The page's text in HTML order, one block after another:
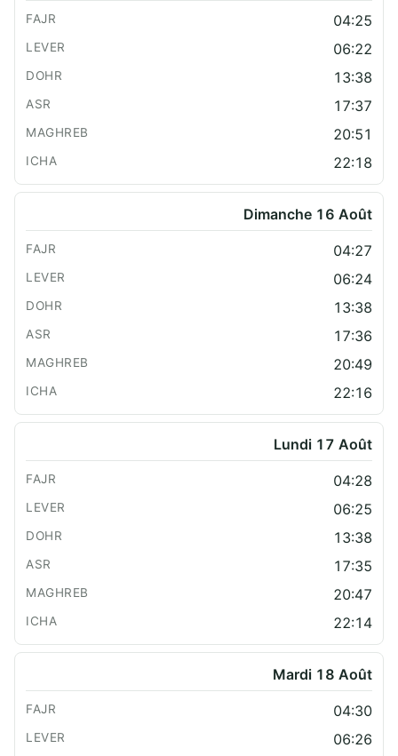
04:25
06:22
13:38
17:37
20:51
22:18
Dimanche 16 Août
04:27
06:24
13:38
17:36
20:49
22:16
Lundi 17 Août
04:28
06:25
13:38
17:35
20:47
22:14
Mardi 18 Août
04:30
06:26